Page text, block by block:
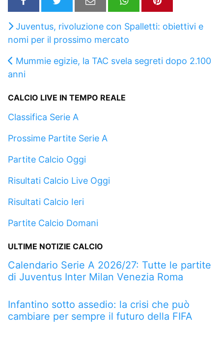
Juventus, rivoluzione con Spalletti: obiettivi e
nomi per il prossimo mercato
Mummie egizie, la TAC svela segreti dopo 2.100
anni
CALCIO LIVE IN TEMPO REALE
Classifica Serie A
Prossime Partite Serie A
Partite Calcio Oggi
Risultati Calcio Live Oggi
Risultati Calcio Ieri
Partite Calcio Domani
ULTIME NOTIZIE CALCIO
Calendario Serie A 2026/27: Tutte le partite
di Juventus Inter Milan Venezia Roma
Infantino sotto assedio: la crisi che può
cambiare per sempre il futuro della FIFA